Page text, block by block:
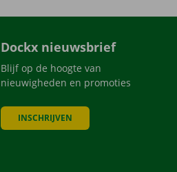
Dockx nieuwsbrief
Blijf op de hoogte van
nieuwigheden en promoties
INSCHRIJVEN